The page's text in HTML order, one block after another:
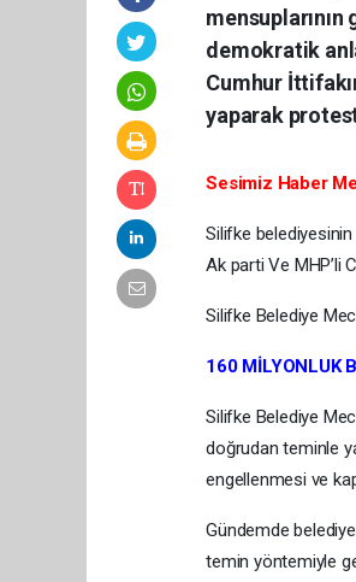
demokratik
Cumhur
yaparak
Sesimiz Haber
Silifke belediyesinin
Ak parti Ve MHP’li
Silifke Belediye
160 MİLYONLUK
Silifke Belediye
doğrudan teminle
engellenmesi ve
Gündemde
temin yöntemiyle